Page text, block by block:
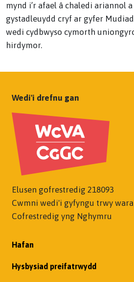
mynd i’r afael â chaledi ariannol
gystadleuydd cryf ar gyfer
wedi cydbwyso cymorth
hirdymor.
Wedi'i drefnu gan
Elusen gofrestredig 218093
Cwmni wedi'i gyfyngu trwy
Cofrestredig yng Nghymru
Hafan
Hysbysiad preifatrwydd